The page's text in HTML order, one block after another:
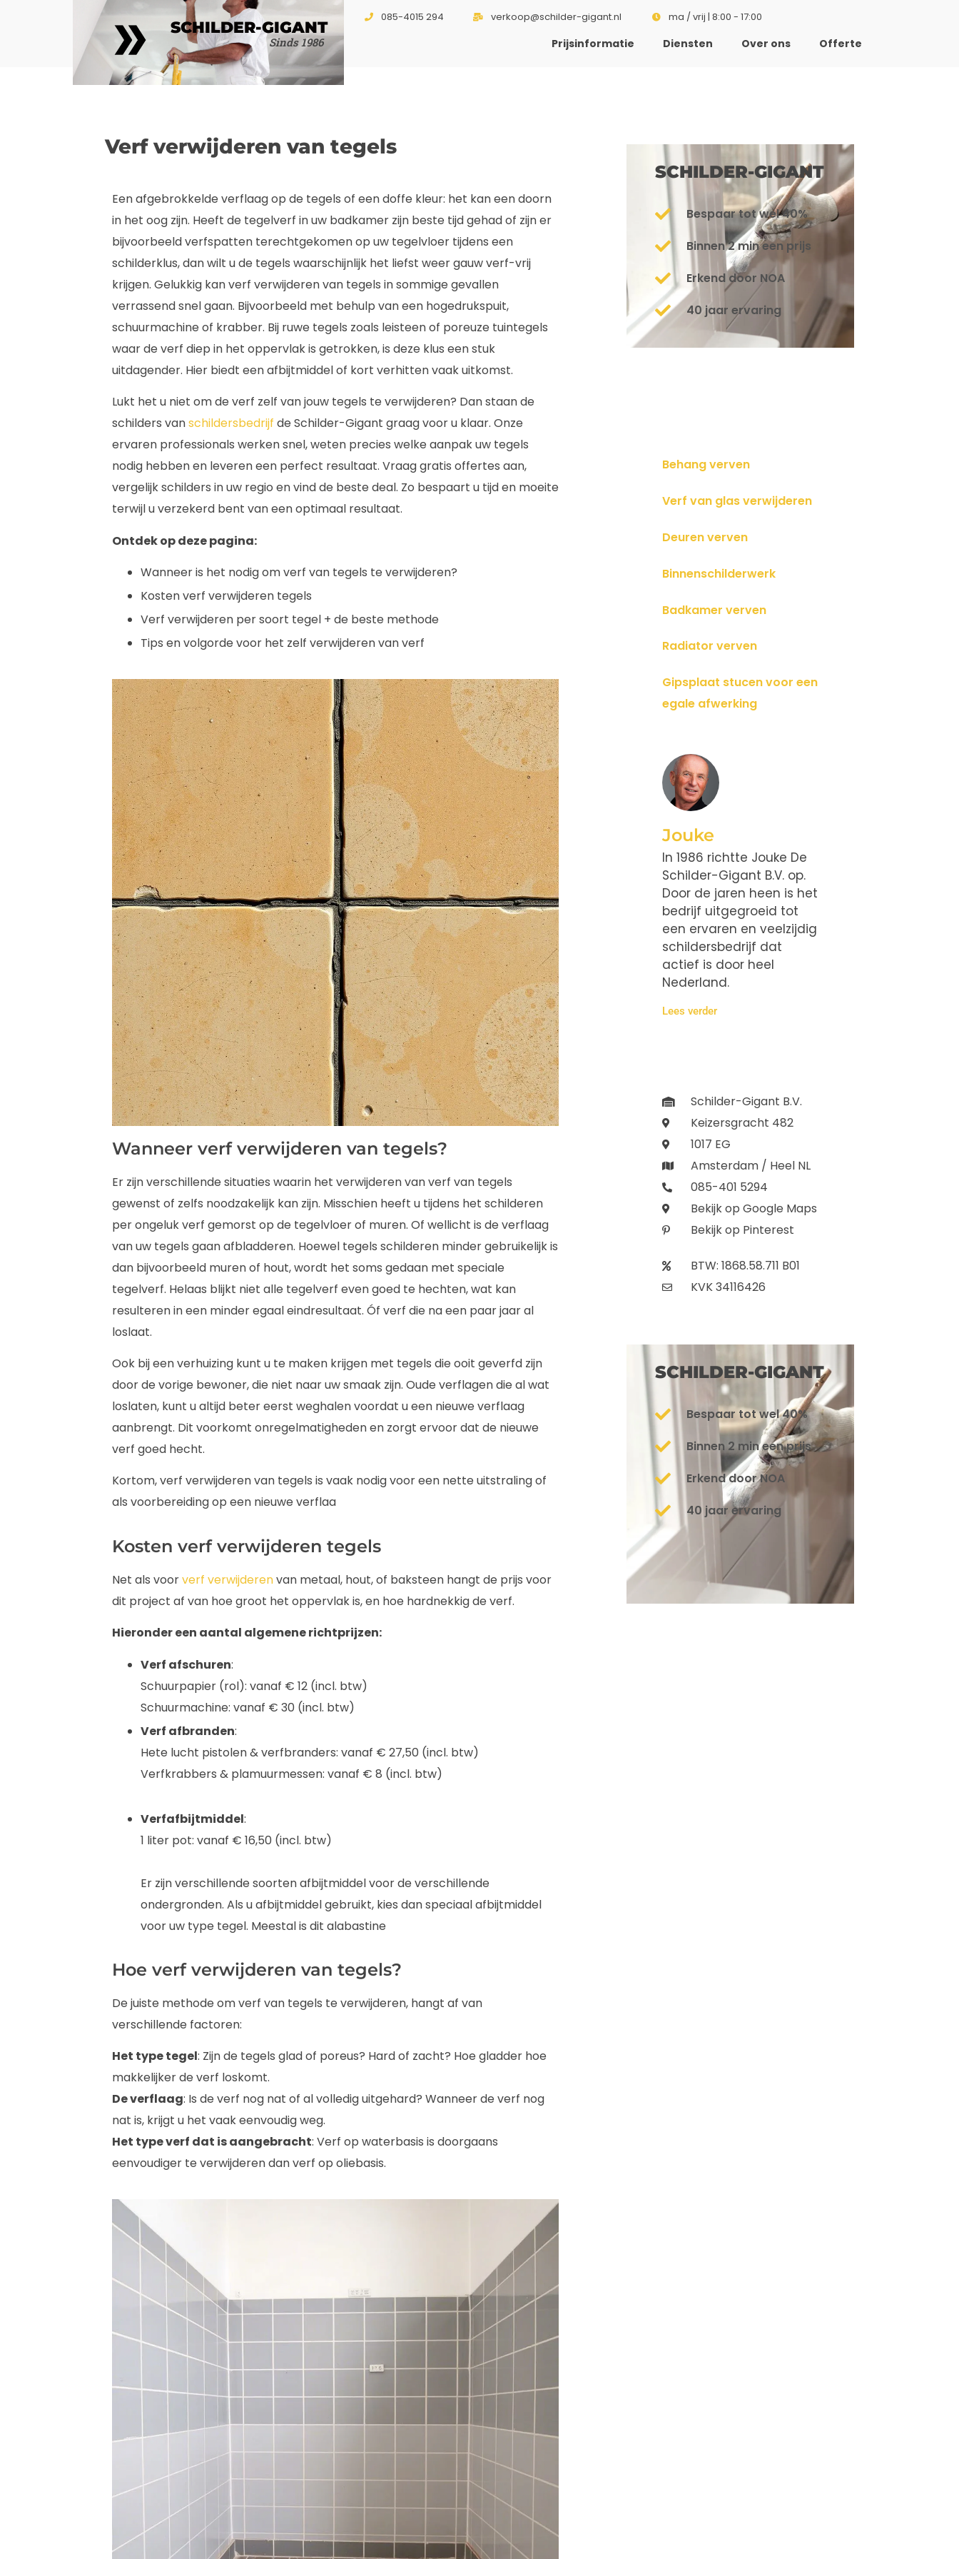
SCHILDER-GIGANT
Sinds 1986
085-4015 294 verkoop@schilder-gigant.nl ma / vrij | 8:00 - 17:00
Prijsinformatie Diensten Over ons Offerte
Verf verwijderen van tegels
Een afgebrokkelde verflaag op de tegels of een doffe kleur: het kan een doorn
in het oog zijn. Heeft de tegelverf in uw badkamer zijn beste tijd gehad of zijn er
bijvoorbeeld verfspatten terechtgekomen op uw tegelvloer tijdens een
schilderklus, dan wilt u de tegels waarschijnlijk het liefst weer gauw verf-vrij
krijgen. Gelukkig kan verf verwijderen van tegels in sommige gevallen
verrassend snel gaan. Bijvoorbeeld met behulp van een hogedrukspuit,
schuurmachine of krabber. Bij ruwe tegels zoals leisteen of poreuze tuintegels
waar de verf diep in het oppervlak is getrokken, is deze klus een stuk
uitdagender. Hier biedt een afbijtmiddel of kort verhitten vaak uitkomst.
Lukt het u niet om de verf zelf van jouw tegels te verwijderen? Dan staan de
schilders vanschildersbedrijf de Schilder-Gigant graag voor u klaar. Onze
ervaren professionals werken snel, weten precies welke aanpak uw tegels
nodig hebben en leveren een perfect resultaat. Vraag gratis offertes aan,
vergelijk schilders in uw regio en vind de beste deal. Zo bespaart u tijd en moeite
terwijl u verzekerd bent van een optimaal resultaat.
Ontdek op deze pagina:
Wanneer is het nodig om verf van tegels te verwijderen?
Kosten verf verwijderen tegels
Verf verwijderen per soort tegel + de beste methode
Tips en volgorde voor het zelf verwijderen van verf
Wanneer verf verwijderen van tegels?
Er zijn verschillende situaties waarin het verwijderen van verf van tegels
gewenst of zelfs noodzakelijk kan zijn. Misschien heeft u tijdens het schilderen
per ongeluk verf gemorst op de tegelvloer of muren. Of wellicht is de verflaag
van uw tegels gaan afbladderen. Hoewel tegels schilderen minder gebruikelijk is
dan bijvoorbeeld muren of hout, wordt het soms gedaan met speciale
tegelverf. Helaas blijkt niet alle tegelverf even goed te hechten, wat kan
resulteren in een minder egaal eindresultaat. Óf verf die na een paar jaar al
loslaat.
Ook bij een verhuizing kunt u te maken krijgen met tegels die ooit geverfd zijn
door de vorige bewoner, die niet naar uw smaak zijn. Oude verflagen die al wat
loslaten, kunt u altijd beter eerst weghalen voordat u een nieuwe verflaag
aanbrengt. Dit voorkomt onregelmatigheden en zorgt ervoor dat de nieuwe
verf goed hecht.
Kortom, verf verwijderen van tegels is vaak nodig voor een nette uitstraling of
als voorbereiding op een nieuwe verflaa
Kosten verf verwijderen tegels
Net als voorverf verwijderenvan metaal, hout, of baksteen hangt de prijs voor
dit project af van hoe groot het oppervlak is, en hoe hardnekkig de verf.
Hieronder een aantal algemene richtprijzen:
Verf afschuren:
Schuurpapier (rol): vanaf € 12 (incl. btw)
Schuurmachine: vanaf € 30 (incl. btw)
Verf afbranden:
Hete lucht pistolen & verfbranders: vanaf € 27,50 (incl. btw)
Verfkrabbers & plamuurmessen: vanaf € 8 (incl. btw)
Verfafbijtmiddel:
1 liter pot: vanaf € 16,50 (incl. btw)
Er zijn verschillende soorten afbijtmiddel voor de verschillende
ondergronden. Als u afbijtmiddel gebruikt, kies dan speciaal afbijtmiddel
voor uw type tegel. Meestal is dit alabastine
Hoe verf verwijderen van tegels?
De juiste methode om verf van tegels te verwijderen, hangt af van
verschillende factoren:
Het type tegel: Zijn de tegels glad of poreus? Hard of zacht? Hoe gladder hoe
makkelijker de verf loskomt.
De verflaag: Is de verf nog nat of al volledig uitgehard? Wanneer de verf nog
nat is, krijgt u het vaak eenvoudig weg.
Het type verf dat is aangebracht: Verf op waterbasis is doorgaans
eenvoudiger te verwijderen dan verf op oliebasis.
SCHILDER-GIGANT
Bespaar tot wel 40%
Binnen 2 min een prijs
Erkend door NOA
40 jaar ervaring
Behang verven
Verf van glas verwijderen
Deuren verven
Binnenschilderwerk
Badkamer verven
Radiator verven
Gipsplaat stucen voor een
egale afwerking
Jouke
In 1986 richtte Jouke De
Schilder-Gigant B.V. op.
Door de jaren heen is het
bedrijf uitgegroeid tot
een ervaren en veelzijdig
schildersbedrijf dat
actief is door heel
Nederland.
Lees verder
Schilder-Gigant B.V.
Keizersgracht 482
1017 EG
Amsterdam / Heel NL
085-401 5294
Bekijk op Google Maps
Bekijk op Pinterest
BTW: 1868.58.711 B01
KVK 34116426
SCHILDER-GIGANT
Bespaar tot wel 40%
Binnen 2 min een prijs
Erkend door NOA
40 jaar ervaring